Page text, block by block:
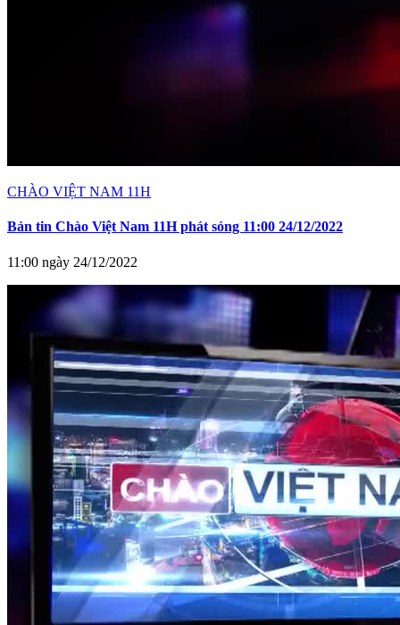
CHÀO VIỆT NAM 11H
Bản tin Chào Việt Nam 11H phát sóng 11:00 24/12/2022
11:00 ngày 24/12/2022